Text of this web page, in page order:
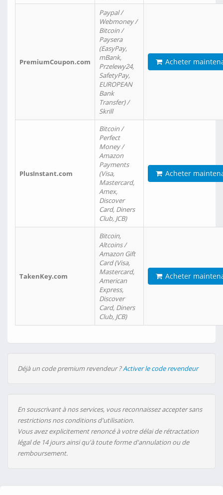
PremiumCoupon.com
Paypal /
Webmoney /
Bitcoin /
Paysera
(EasyPay,
mBank,
Przelewy24,
SafetyPay,
EUROPEAN
Bank
Transfer) /
Skrill
Acheter
PlusInstant.com
Bitcoin /
Perfect
Money /
Amazon
Payments
(Visa,
Mastercard,
Amex,
Discover
Card, Diners
Club, JCB)
Acheter
TakenKey.com
Bitcoin,
Altcoins /
Amazon Gift
Card (Visa,
Mastercard,
American
Express,
Discover
Card, Diners
Club, JCB)
Acheter
Déjà un code premium revendeur ?Activer le code revendeur
En souscrivant à nos services, vous reconnaissez accepter sans
restrictions nos conditions d'utilisation.
Vous avez explicitement renoncé à votre délai de rétractation
légal de 14 jours ainsi qu'à toute forme d'annulation ou de
remboursement.